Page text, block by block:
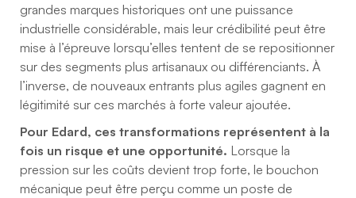
grandes marques historiques ont une puissance
industrielle considérable, mais leur crédibilité peut être
mise à l’épreuve lorsqu’elles tentent de se repositionner
sur des segments plus artisanaux ou différenciants. À
l’inverse, de nouveaux entrants plus agiles gagnent en
légitimité sur ces marchés à forte valeur ajoutée.
Pour Edard, ces transformations représentent à la
fois un risque et une opportunité. Lorsque la
pression sur les coûts devient trop forte, le bouchon
mécanique peut être perçu comme un poste de